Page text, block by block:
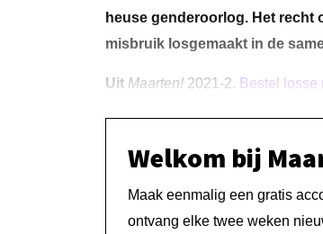
heuse genderoorlog. Het recht
misbruik losgemaakt in de
Uit Maarten! 2021-2. Bestel losse
Welkom bij
Maak eenmalig een gratis
ontvang elke twee weken